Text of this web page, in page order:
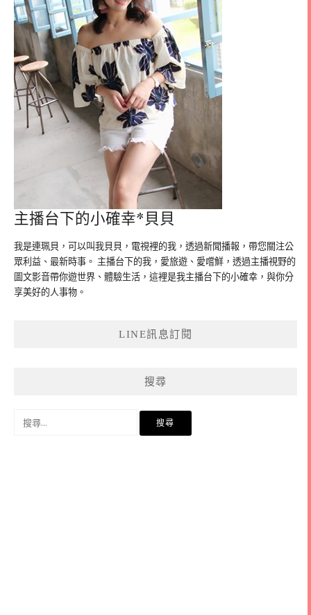
主播台下的小確幸*貝貝
我是連珮貝，可以叫我貝貝，電視裡的我，透過新聞播報，帶您關注公
眾利益、最新時事。 主播台下的我，愛旅遊、愛嚐鮮，透過主播視野的
圖文影音帶你遊世界、體驗生活，這裡是我主播台下的小確幸，與你分
享美好的人事物。
LINE訊息訂閱
搜尋